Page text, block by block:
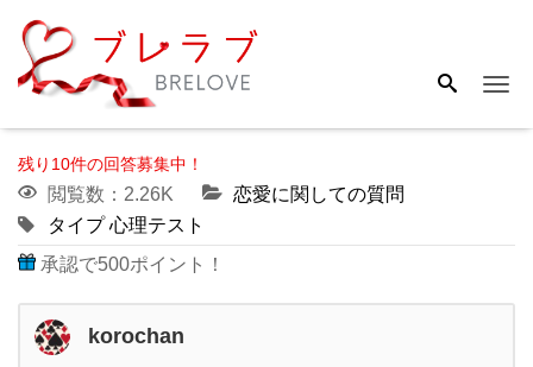
残り10件の回答募集中！
閲覧数：2.26K
恋愛に関しての質問
タイプ 心理テスト
承認で500ポイント！
korochan